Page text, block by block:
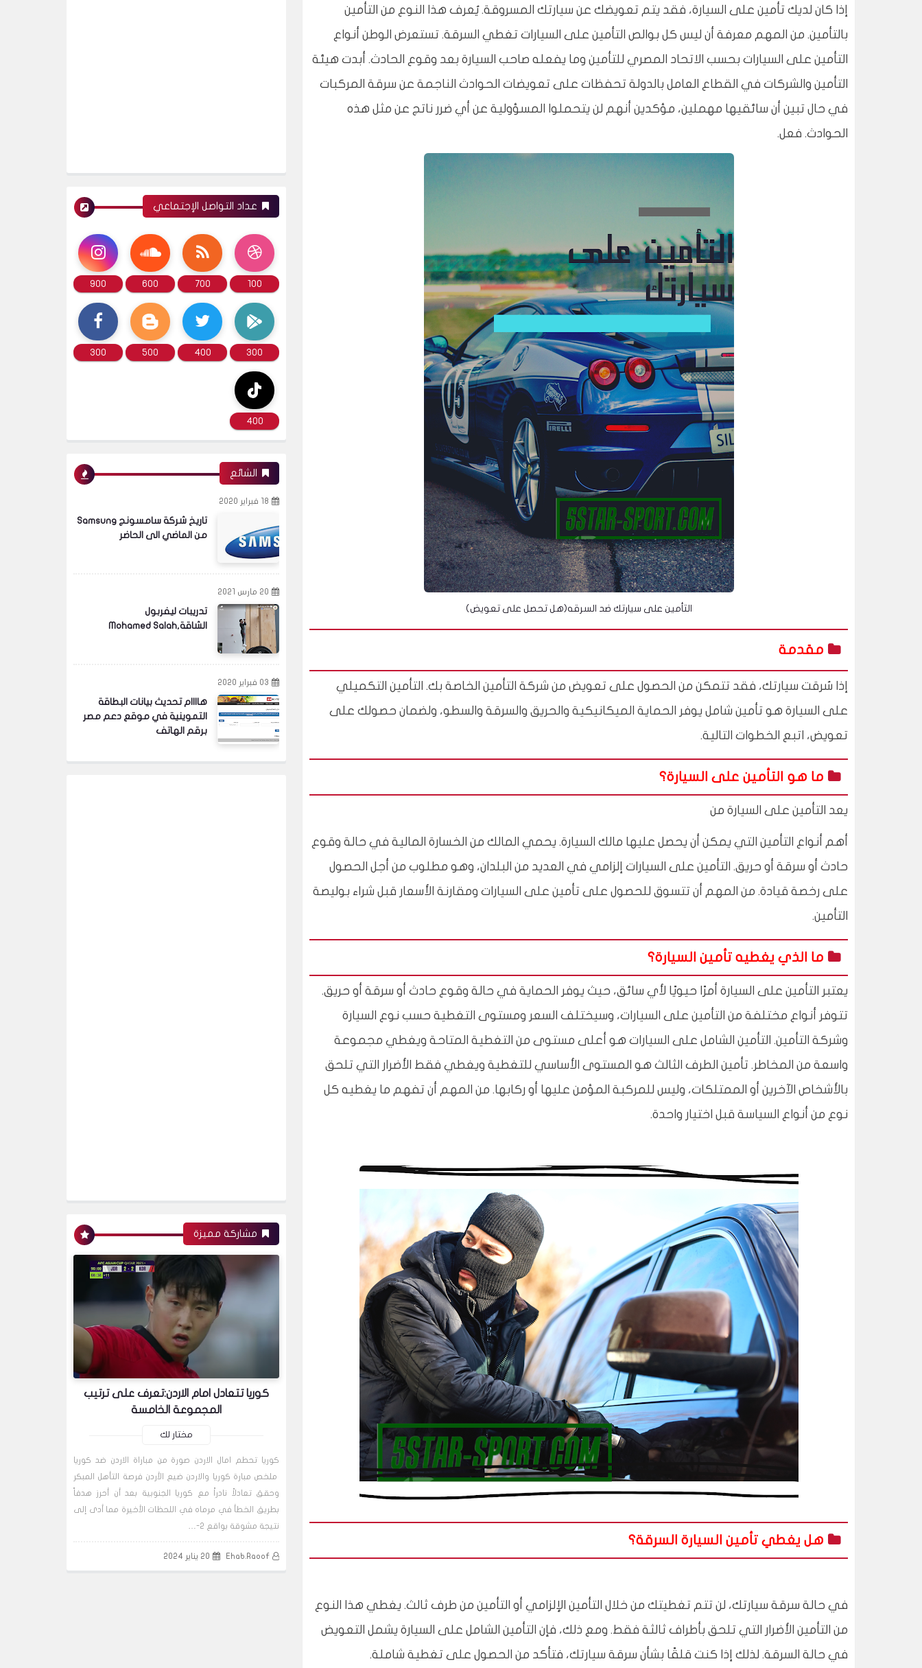
إذا كان لديك تأمين على السيارة، فقد يتم تعويضك عن سيارتك المسروقة. يُعرف هذا النوع من التأمين
بالتأمين. من المهم معرفة أن ليس كل بوالص التأمين على السيارات تغطي السرقة. تستعرض الوطن أنواع
التأمين على السيارات بحسب الاتحاد المصري للتأمين وما يفعله صاحب السيارة بعد وقوع الحادث. أبدت هيئة
التأمين والشركات في القطاع العامل بالدولة تحفظات على تعويضات الحوادث الناجمة عن سرقة المركبات
في حال تبين أن سائقيها مهملين، مؤكدين أنهم لن يتحملوا المسؤولية عن أي ضرر ناتج عن مثل هذه
الحوادث. فعل.
التأمين على سيارتك ضد السرقه(هل تحصل على تعويض)
مقدمة
إذا سُرقت سيارتك، فقد تتمكن من الحصول على تعويض من شركة التأمين الخاصة بك. التأمين التكميلي
على السيارة هو تأمين شامل يوفر الحماية الميكانيكية والحريق والسرقة والسطو، ولضمان حصولك على
تعويض، اتبع الخطوات التالية.
ما هو التأمين على السيارة؟
يعد التأمين على السيارة من
أهم أنواع التأمين التي يمكن أن يحصل عليها مالك السيارة. يحمي المالك من الخسارة المالية في حالة وقوع
حادث أو سرقة أو حريق. التأمين على السيارات إلزامي في العديد من البلدان، وهو مطلوب من أجل الحصول
على رخصة قيادة. من المهم أن تتسوق للحصول على تأمين على السيارات ومقارنة الأسعار قبل شراء بوليصة
التأمين.
ما الذي يغطيه تأمين السيارة؟
يعتبر التأمين على السيارة أمرًا حيويًا لأي سائق، حيث يوفر الحماية في حالة وقوع حادث أو سرقة أو حريق.
تتوفر أنواع مختلفة من التأمين على السيارات، وسيختلف السعر ومستوى التغطية حسب نوع السيارة
وشركة التأمين. التأمين الشامل على السيارات هو أعلى مستوى من التغطية المتاحة ويغطي مجموعة
واسعة من المخاطر. تأمين الطرف الثالث هو المستوى الأساسي للتغطية ويغطي فقط الأضرار التي تلحق
بالأشخاص الآخرين أو الممتلكات، وليس للمركبة المؤمن عليها أو ركابها. من المهم أن تفهم ما يغطيه كل
نوع من أنواع السياسة قبل اختيار واحدة.
هل يغطي تأمين السيارة السرقة؟
في حالة سرقة سيارتك، لن تتم تغطيتك من خلال التأمين الإلزامي أو التأمين من طرف ثالث. يغطي هذا النوع
من التأمين الأضرار التي تلحق بأطراف ثالثة فقط. ومع ذلك، فإن التأمين الشامل على السيارة يشمل التعويض
في حالة السرقة. لذلك إذا كنت قلقًا بشأن سرقة سيارتك، فتأكد من الحصول على تغطية شاملة.
عداد التواصل الإجتماعي
100
700
600
900
300
400
500
300
400
الشائع
18 فبراير 2020
تاريخ شركة سامسونج Samsung
من الماضي الى الحاضر
20 مارس 2021
تدريبات ليفربول
الشاقة,Mohamed Salah
03 فبراير 2020
هاااام تحديث بيانات البطاقة
التموينية في موقع دعم مصر
برقم الهاتف
مشاركة مميزة
كوريا تتعادل امام الاردن:تعرف على ترتيب
المجموعة الخامسة
مختار لك
كوريا تحطم امال الاردن صورة من مباراة الاردن ضد كوريا
ملخص مبارة كوريا والاردن ضيع الأردن فرصة التأهل المبكر
وحقق تعادلاً نادراً مع كوريا الجنوبية بعد أن أحرز هدفاً
بطريق الخطأ في مرماه في اللحظات الأخيرة مما أدى إلى
نتيجة مشوقة بواقع 2-…
Ehab.Raoof 20 يناير 2024